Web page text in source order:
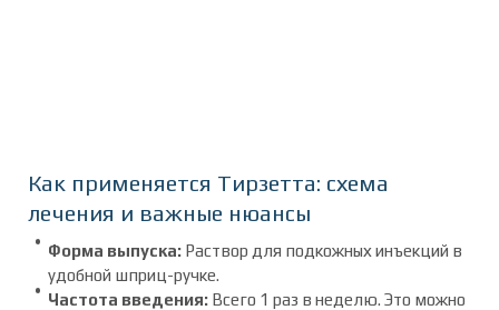
Как применяется Тирзетта: схема
лечения и важные нюансы
Форма выпуска: Раствор для подкожных инъекций в
удобной шприц-ручке.
Частота введения: Всего 1 раз в неделю. Это можно